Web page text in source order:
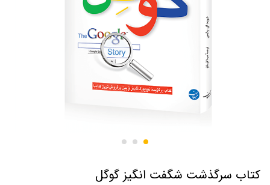
کتاب سرگذشت شگفت انگیز گوگل